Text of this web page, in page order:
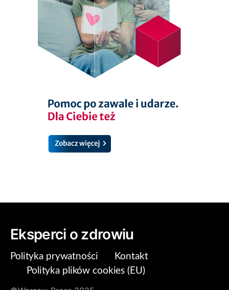
Eksperci o zdrowiu
Polityka prywatności
Kontakt
Polityka plików cookies (EU)